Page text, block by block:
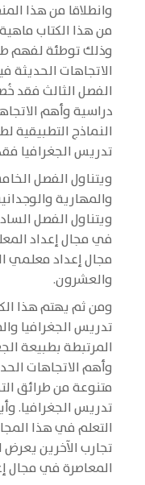
وانطلاقا من هذا
من هذا الكتاب
وذلك توطئة لفهم
الاتجاهات الحديثة
الفصل الثالث فقد
دراسية وأهم
النماذج التطبيقية
تدريس الجغرافيا
ويتناول الفصل
والمهارية
ويتناول الفصل
في مجال إعداد
مجال إعداد معلمي
والعشرون.
ومن ثم يهتم هذا
تدريس الجغرافيا
المرتبطة بطبيعة
وأهم الاتجاهات
متنوعة من طرائق
تدريس الجغرافيا.
التعلم في هذا
تجارب الآخرين يعرض
المعاصرة في مجال